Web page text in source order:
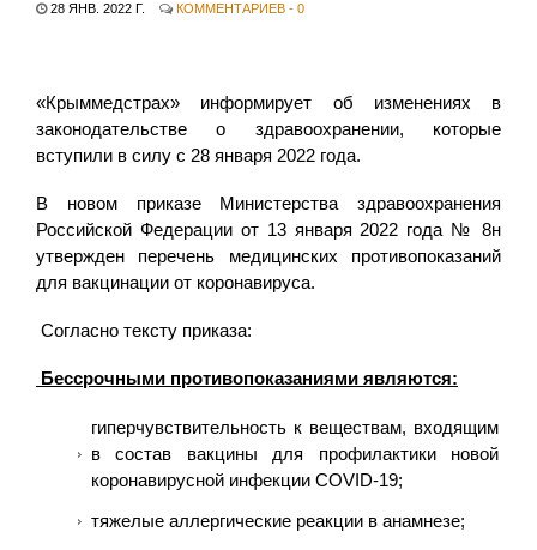
28 ЯНВ. 2022 Г. КОММЕНТАРИЕВ - 0
«Крыммедстрах» информирует об изменениях в
законодательстве о здравоохранении, которые
вступили в силу с 28 января 2022 года.
В новом приказе Министерства здравоохранения
Российской Федерации от 13 января 2022 года № 8н
утвержден перечень медицинских противопоказаний
для вакцинации от коронавируса.
Согласно тексту приказа:
Бессрочными противопоказаниями являются:
гиперчувствительность к веществам, входящим
в состав вакцины для профилактики новой
коронавирусной инфекции COVID-19;
тяжелые аллергические реакции в анамнезе;